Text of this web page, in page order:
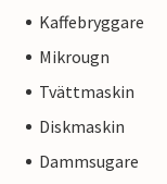
Kaffebryggare
Mikrougn
Tvättmaskin
Diskmaskin
Dammsugare